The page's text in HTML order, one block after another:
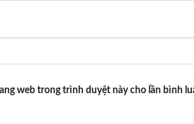
web trong trình duyệt này cho lần bình